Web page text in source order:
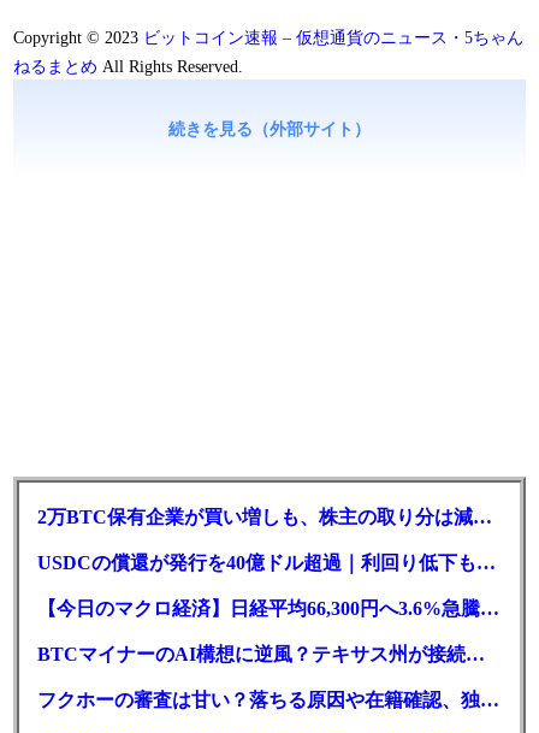
Copyright © 2023 ビットコイン速報 – 仮想通貨のニュース・5ちゃん
ねるまとめ All Rights Reserved.
続きを見る（外部サイト）
2万BTC保有企業が買い増しも、株主の取り分は減少｜目標と逆行
USDCの償還が発行を40億ドル超過｜利回り低下も収益は増加
【今日のマクロ経済】日経平均66,300円へ3.6%急騰もAI投資回収懸念が再燃
BTCマイナーのAI構想に逆風？テキサス州が接続審査を厳格化
フクホーの審査は甘い？落ちる原因や在籍確認、独自の方式を徹底解説